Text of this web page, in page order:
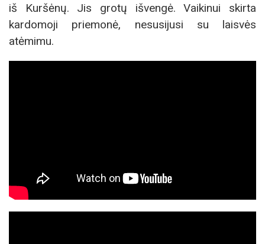
iš Kuršėnų. Jis grotų išvengė. Vaikinui skirta
kardomoji priemonė, nesusijusi su laisvės
atėmimu.